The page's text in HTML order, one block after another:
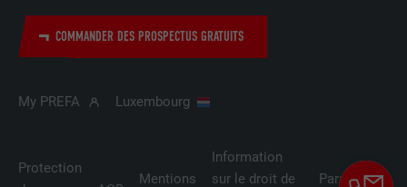
COMMANDER DES PROSPECTUS GRATUITS
My PREFA Luxembourg
Protection
Mentions
Information
sur le droit de
Paramètres
Est placé afin de tester si le navigateur